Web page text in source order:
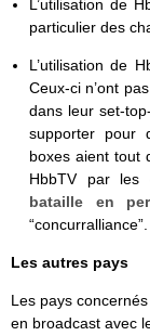
L’utilisation de
particulier des
L’utilisation de
Ceux-ci n’ont
dans leur set-
supporter pour
boxes aient tout
HbbTV par les
bataille en
“concurralliance”.
Les autres pays
Les pays
en broadcast avec